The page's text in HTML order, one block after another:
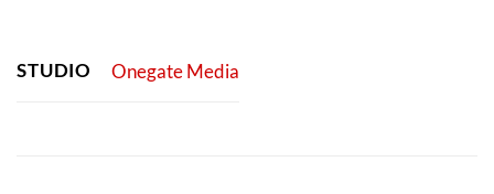
STUDIO Onegate Media